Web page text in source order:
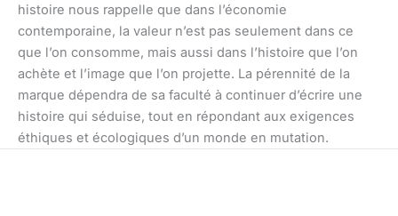
histoire nous rappelle que dans l’économie
contemporaine, la valeur n’est pas seulement dans ce
que l’on consomme, mais aussi dans l’histoire que l’on
achète et l’image que l’on projette. La pérennité de la
marque dépendra de sa faculté à continuer d’écrire une
histoire qui séduise, tout en répondant aux exigences
éthiques et écologiques d’un monde en mutation.